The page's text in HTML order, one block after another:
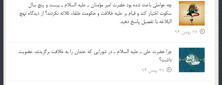
چه عواملي باعث شده بود حضرت امير مؤمنان ـ عليه السلام ـ بيست و پنج سال
سکوت اختيار کند و قيام بر عليه خلافت و حکومت خلفاء ثلاثه نکردند؟ از ديدگاه نهج
البلاغه با تفصيل پاسخ دهيد.
27 بهمن 94
چرا حضرت علي ـ عليه السلام ـ در شورايي كه عثمان را به خلافت برگزيدند، عضويت
داشت؟
27 بهمن 94